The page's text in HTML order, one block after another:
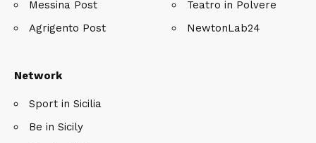
Messina Post
Agrigento Post
Teatro in Polvere
NewtonLab24
Network
Sport in Sicilia
Be in Sicily